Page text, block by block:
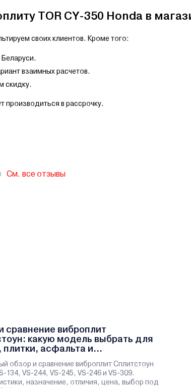
TOR CY-350 Honda в
своих клиентов. Кроме того:
взаимных расчетов.
скидку.
производиться в рассрочку.
См. все отзывы
сравнение виброплит
какую модель выбрать для
плитки, асфальта и
обзор и сравнение виброплит Сплитстоун
134, VS-244, VS-245, VS-246 и VS-309.
назначение, отличия, цена, выбор под